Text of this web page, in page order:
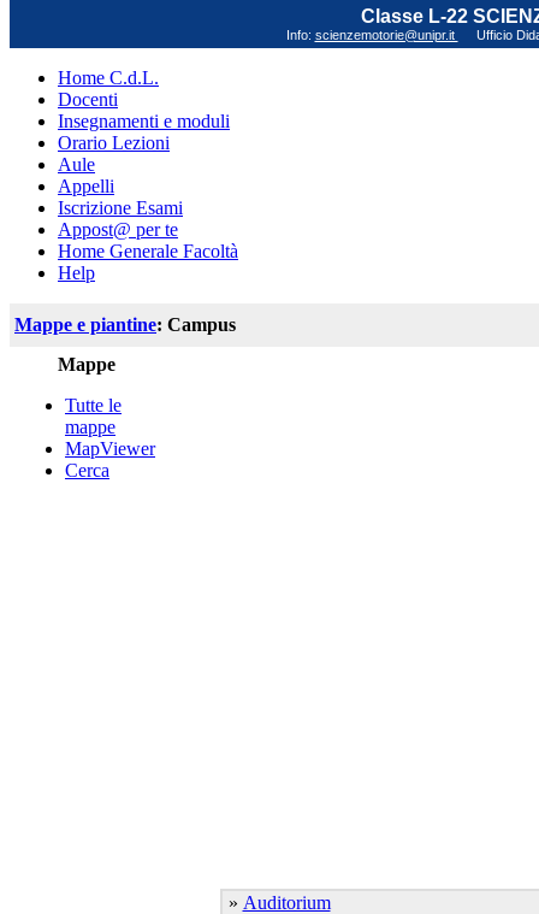
Classe L-22
Info: scienzemotorie@unipr.it Ufficio
Home C.d.L.
Docenti
Insegnamenti e moduli
Orario Lezioni
Aule
Appelli
Iscrizione Esami
Appost@ per te
Home Generale Facoltà
Help
Mappe e piantine: Campus
Mappe
Tutte le
mappe
MapViewer
Cerca
» Auditorium